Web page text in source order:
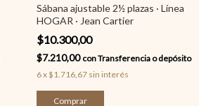
Sábana ajustable 2½ plazas · Línea
HOGAR · Jean Cartier
$10.300,00
$7.210,00 conTransferencia o depósito
6x$1.716,67 sin interés
Comprar